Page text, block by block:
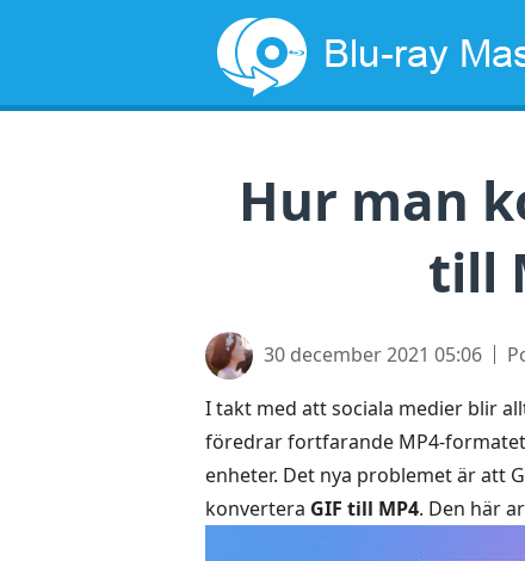
Hur man
till
30 december 2021 05:06
I takt med att sociala medier blir
föredrar fortfarande MP4-
enheter. Det nya problemet är att
konvertera GIF till MP4. Den här